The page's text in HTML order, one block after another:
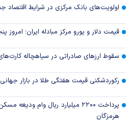
اولویت‌های بانک مرکزی در شرایط اقتصاد
قیمت دلار و یورو مرکز مبادله ایران؛ امروز پنجشنبه ۱۵
سقوط ارزهای صادراتی در سیاهچاله
رکوردشکنی قیمت هفتگی طلا در بازار‌ جهانی
پرداخت ۲۲۰۰ میلیارد ریال وام
هرمزگان